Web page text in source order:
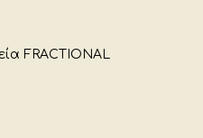
FRACTIONAL